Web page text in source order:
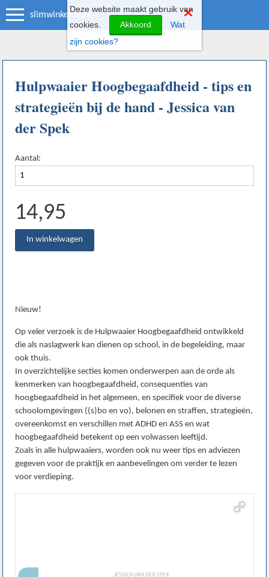
slimwinkeltje.nl
Hulpwaaier Hoogbegaafdheid - tips en
strategieën bij de hand - Jessica van
der Spek
Aantal:
14,95
Nieuw!
Op veler verzoek is de Hulpwaaier Hoogbegaafdheid ontwikkeld
die als naslagwerk kan dienen op school, in de begeleiding, maar
ook thuis.
In overzichtelijke secties komen onderwerpen aan de orde als
kenmerken van hoogbegaafdheid, consequenties van
hoogbegaafdheid in het algemeen, en specifiek voor de diverse
schoolomgevingen ((s)bo en vo), belonen en straffen, strategieën,
overeenkomst en verschillen met ADHD en ASS en wat
hoogbegaafdheid betekent op een volwassen leeftijd.
Zoals in alle hulpwaaiers, worden ook nu weer tips en adviezen
gegeven voor de praktijk en aanbevelingen om verder te lezen
voor verdieping.
Deze website maakt gebruik van
cookies.
Akkoord
Wat
zijn cookies?